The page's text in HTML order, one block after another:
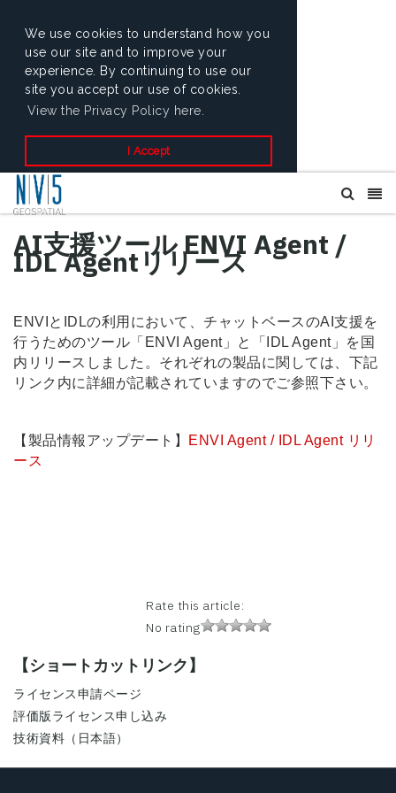
We use cookies to understand how you
use our site and to improve your
experience. By continuing to use our
site you accept our use of cookies.
View the Privacy Policy here.
I Accept
AI支援ツール ENVI Agent /
IDL Agentリリース
ENVIとIDLの利用において、チャットベースのAI支援を
行うためのツール「ENVI Agent」と「IDL Agent」を国
内リリースしました。それぞれの製品に関しては、下記
リンク内に詳細が記載されていますのでご参照下さい。
【製品情報アップデート】
ENVI Agent / IDL Agent リリ
ース
Rate this article:
No rating
【ショートカットリンク】
ライセンス申請ページ
評価版ライセンス申し込み
技術資料（日本語）